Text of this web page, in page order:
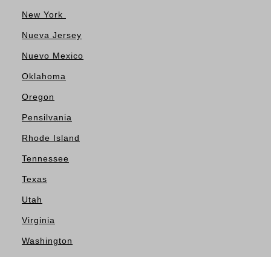
New York
Nueva Jersey
Nuevo Mexico
Oklahoma
Oregon
Pensilvania
Rhode Island
Tennessee
Texas
Utah
Virginia
Washington